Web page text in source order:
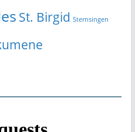
St. Birgid Sternsingen